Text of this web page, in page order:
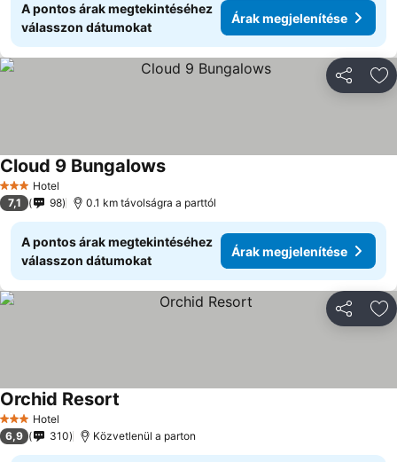
A pontos árak megtekintéséhez
válasszon dátumokat
Árak megjelenítése
3 Kategória
Hotel
Cloud 9 Bungalows
7,1 98 0.1 km távolságra a parttól
A pontos árak megtekintéséhez
válasszon dátumokat
Árak megjelenítése
3 Kategória
Hotel
Orchid Resort
6,9 310 Közvetlenül a parton